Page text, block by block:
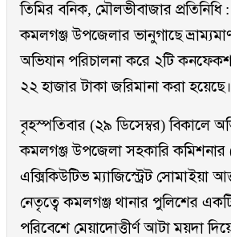
তিমির বনিক, মৌলভীবাজার
কমলগঞ্জ উপজেলার ভানুগাছে
অভিযান পরিচালনা করে ২টি
২২ হাজার টাকা জরিমানা করা হয়েছে।
বৃহস্পতিবার (২৯ ডিসেম্বর) বিকালে
কমলগঞ্জ উপজেলা সহকারি কমিশনার
এক্সিকিউটিভ ম্যাজিস্ট্রেট সোমাইয়া
নেতৃত্বে কমলগঞ্জ থানার পুলিশের
পরিবেশে মেয়াদোত্তীর্ণ আটা ময়দা